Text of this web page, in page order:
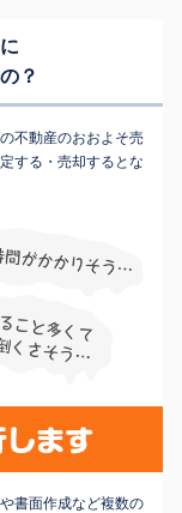
？
不動産のおおよそ売
する・売却するとな
書面作成など複数の